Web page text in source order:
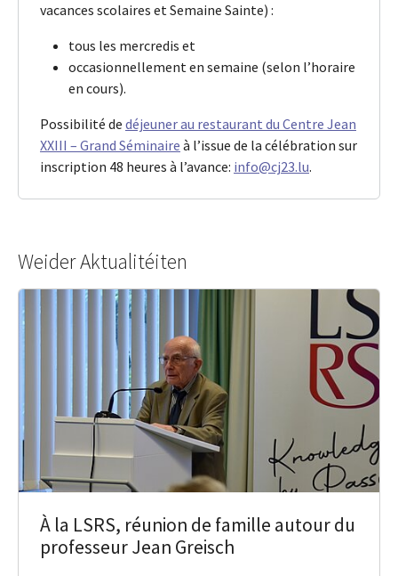
vacances scolaires et Semaine Sainte) :
tous les mercredis et
occasionnellement en semaine (selon l’horaire
en cours).
Possibilité de déjeuner au restaurant du Centre Jean
XXIII – Grand Séminaire à l’issue de la célébration sur
inscription 48 heures à l’avance: info@cj23.lu.
Weider Aktualitéiten
À la LSRS, réunion de famille autour du
professeur Jean Greisch